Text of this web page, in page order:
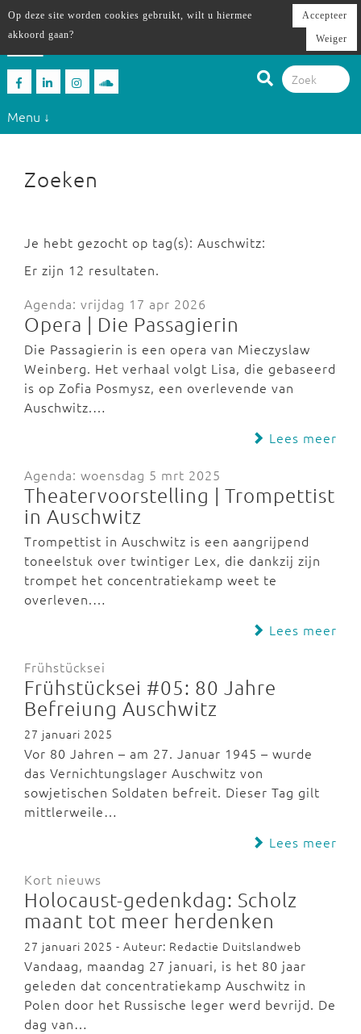
Menu ↓
Zoeken
Je hebt gezocht op tag(s): Auschwitz:
Er zijn 12 resultaten.
Agenda: vrijdag 17 apr 2026
Opera | Die Passagierin
Die Passagierin is een opera van Mieczyslaw
Weinberg. Het verhaal volgt Lisa, die gebaseerd
is op Zofia Posmysz, een overlevende van
Auschwitz.…
Lees meer
Agenda: woensdag 5 mrt 2025
Theatervoorstelling | Trompettist
in Auschwitz
Trompettist in Auschwitz is een aangrijpend
toneelstuk over twintiger Lex, die dankzij zijn
trompet het concentratiekamp weet te
overleven.…
Lees meer
Frühstücksei
Frühstücksei #05: 80 Jahre
Befreiung Auschwitz
27 januari 2025
Vor 80 Jahren – am 27. Januar 1945 – wurde
das Vernichtungslager Auschwitz von
sowjetischen Soldaten befreit. Dieser Tag gilt
mittlerweile…
Lees meer
Kort nieuws
Holocaust-gedenkdag: Scholz
maant tot meer herdenken
27 januari 2025 - Auteur: Redactie Duitslandweb
Vandaag, maandag 27 januari, is het 80 jaar
geleden dat concentratiekamp Auschwitz in
Polen door het Russische leger werd bevrijd. De
dag van…
Op deze site worden cookies gebruikt, wilt u hiermee
akkoord gaan?
Accepteer
Weiger